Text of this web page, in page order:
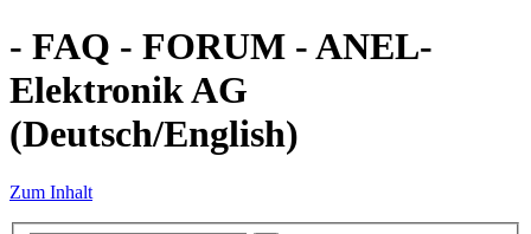
- FAQ - FORUM - ANEL-
Elektronik AG
(Deutsch/English)
Zum Inhalt